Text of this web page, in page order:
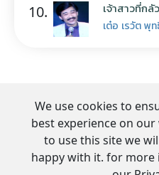
10. เจ้าสาวที่กลั
เต๋อ เรวัต พุ
We use cookies to
best experience on
to use this site we
happy with it. for